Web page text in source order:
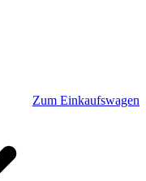
Zum Einkaufswagen